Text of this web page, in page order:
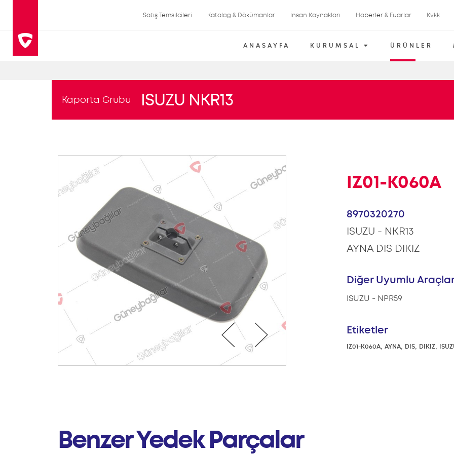
Satış Temsilcileri Katalog & Dökümanlar İnsan Kaynakları Haberler & Fuarlar Kvkk
ANASAYFA KURUMSAL ÜRÜNLER
Kaporta Grubu ISUZU NKR13
IZ01-K060A
8970320270
ISUZU - NKR13
AYNA DIS DIKIZ
Diğer Uyumlu
ISUZU - NPR59
Etiketler
IZ01-K060A, AYNA, DIS, DIKIZ,
Benzer Yedek Parçalar